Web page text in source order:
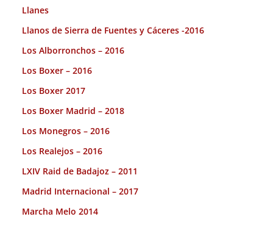
Llanes
Llanos de Sierra de Fuentes y Cáceres -2016
Los Alborronchos – 2016
Los Boxer – 2016
Los Boxer 2017
Los Boxer Madrid – 2018
Los Monegros – 2016
Los Realejos – 2016
LXIV Raid de Badajoz – 2011
Madrid Internacional – 2017
Marcha Melo 2014